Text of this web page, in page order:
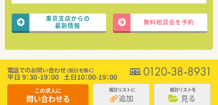
東京支店からの
最新情報
無料相談会を予約
この求人に
問い合わせる
検討リストに
追加
検討リストを
見る